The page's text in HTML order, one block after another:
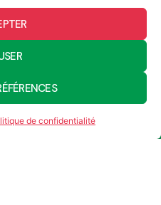
de confidentialité